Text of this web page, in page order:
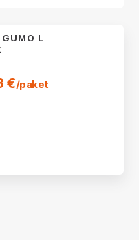
L
€/paket